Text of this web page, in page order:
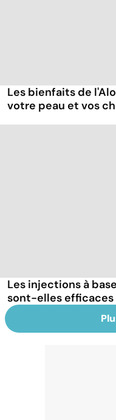
Les bienfaits de
votre peau et vos
Les injections à
sont-elles efficaces